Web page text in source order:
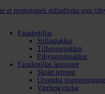
Fasadestillas
Stillaspakker
Tilhengerpakker
Påbyggingspakker
Fasadestillas løsninger
Skrått terreng
Utvendig trappeoppgang
Værbeskyttelse